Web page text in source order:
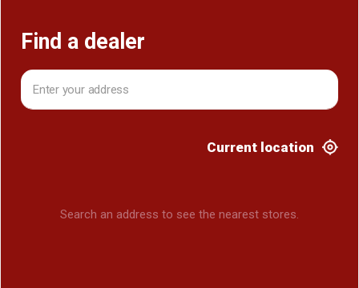
Find a dealer
Current location
Search an address to see the nearest stores.